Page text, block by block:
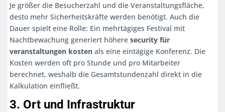
Je größer die Besucherzahl und die Veranstaltungsfläche,
desto mehr Sicherheitskräfte werden benötigt. Auch die
Dauer spielt eine Rolle: Ein mehrtägiges Festival mit
Nachtbewachung generiert höheresecurity für
veranstaltungen kosten als eine eintägige Konferenz. Die
Kosten werden oft pro Stunde und pro Mitarbeiter
berechnet, weshalb die Gesamtstundenzahl direkt in die
Kalkulation einfließt.
3. Ort und Infrastruktur